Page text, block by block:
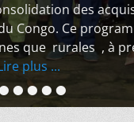
••••
des
Congo. Ce
que rurales , à
plus ...